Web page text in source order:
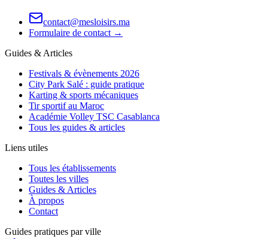
contact@mesloisirs.ma
Formulaire de contact →
Guides & Articles
Festivals & évènements 2026
City Park Salé : guide pratique
Karting & sports mécaniques
Tir sportif au Maroc
Académie Volley TSC Casablanca
Tous les guides & articles
Liens utiles
Tous les établissements
Toutes les villes
Guides & Articles
À propos
Contact
Guides pratiques par ville